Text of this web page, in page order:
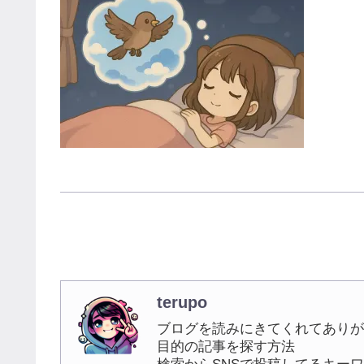
terupo
ブログを読みにきてくれてあり
目的の記事を探す方法